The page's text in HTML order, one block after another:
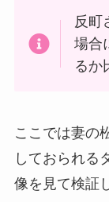
反町
場合
るか
ここでは妻の
しておられる
像を見て検証